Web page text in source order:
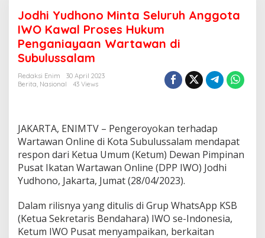
d
h
i
Y
i
n
t
a
S
e
u
r
u
Jodhi Yudhono Minta Seluruh Anggota
IWO Kawal Proses Hukum
Penganiayaan Wartawan di
Subulussalam
Redaksi Enim
30 April 2023
Berita, Nasional 43 Views
JAKARTA, ENIMTV – Pengeroyokan terhadap
Wartawan Online di Kota Subulussalam mendapat
respon dari Ketua Umum (Ketum) Dewan Pimpinan
Pusat Ikatan Wartawan Online (DPP IWO) Jodhi
Yudhono, Jakarta, Jumat (28/04/2023).
Dalam rilisnya yang ditulis di Grup WhatsApp KSB
(Ketua Sekretaris Bendahara) IWO se-Indonesia,
Ketum IWO Pusat menyampaikan, berkaitan